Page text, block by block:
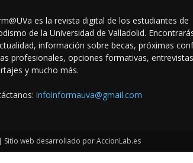
es la revista digital de los estudiantes de
de la Universidad de Valladolid.
información sobre becas, próximas
profesionales, opciones formativas,
y mucho más.
infoinformauva@gmail.com
web desarrollado por AccionLab.es